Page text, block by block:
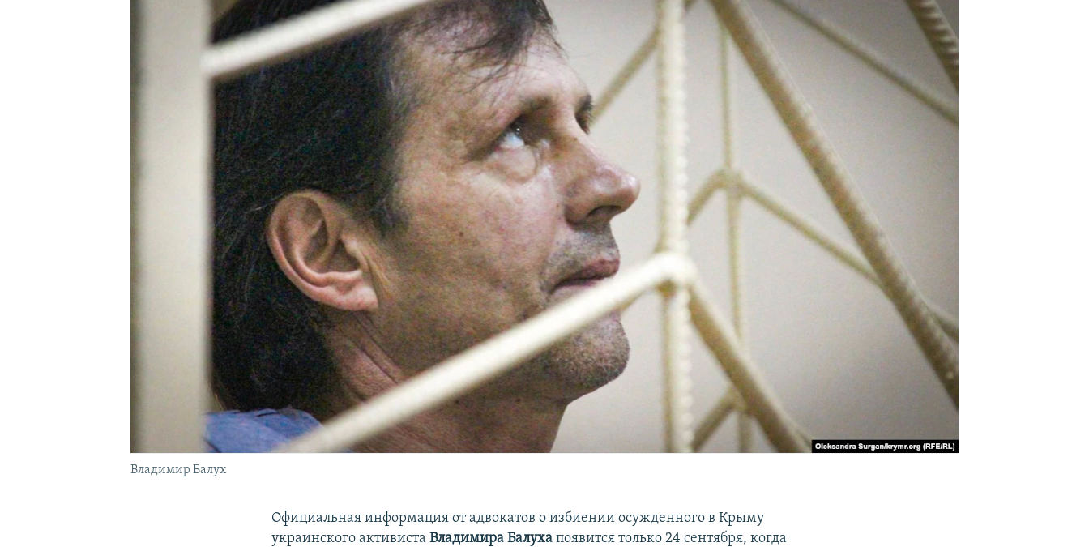
Владимир Балух
Официальная информация от адвокатов о избиении осужденного в Крыму
украинского активистаВладимира Балуха появится только 24 сентября, когда